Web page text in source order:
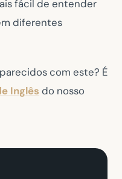
fácil de entender
diferentes
com este? É
Inglês do nosso